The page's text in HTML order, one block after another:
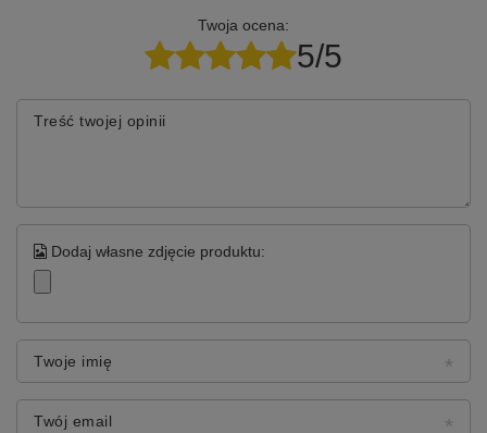
Twoja ocena:
5/5
Treść twojej opinii
Dodaj własne zdjęcie produktu:
Twoje imię
Twój email